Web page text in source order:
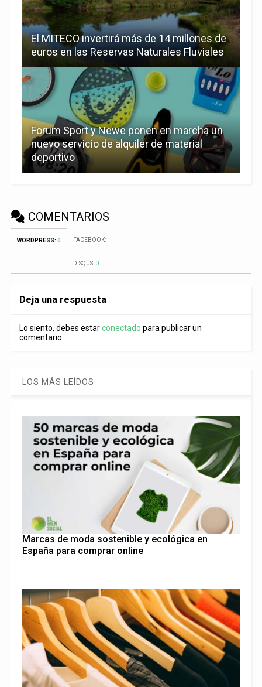
El MITECO invertirá más de 14 millones de
euros en las Reservas Naturales Fluviales
Forum Sport y Newe ponen en marcha un
nuevo servicio de alquiler de material
deportivo
COMENTARIOS
WORDPRESS: 0 FACEBOOK:
DISQUS: 0
Deja una respuesta
Lo siento, debes estarconectado para publicar un
comentario.
LOS MÁS LEÍDOS
Marcas de moda sostenible y ecológica en
España para comprar online